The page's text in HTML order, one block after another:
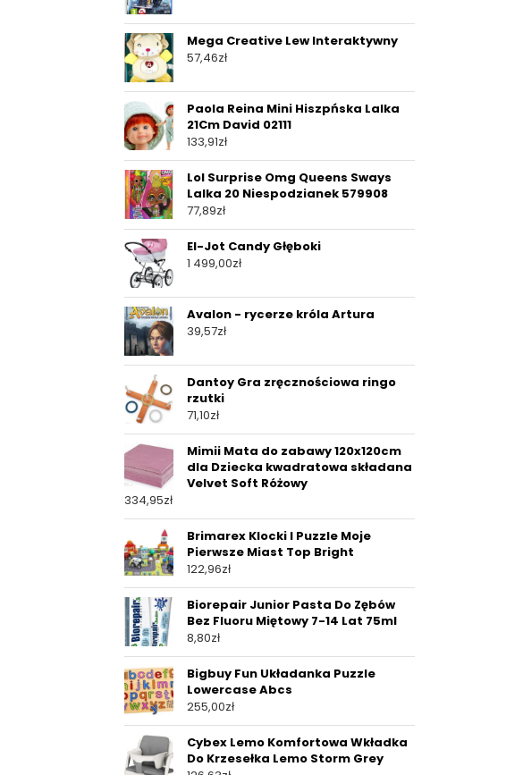
Mega Creative Lew Interaktywny
57,46zł
Paola Reina Mini Hiszpńska Lalka
21Cm David 02111
133,91zł
Lol Surprise Omg Queens Sways
Lalka 20 Niespodzianek 579908
77,89zł
El-Jot Candy Głęboki
1 499,00zł
Avalon - rycerze króla Artura
39,57zł
Dantoy Gra zręcznościowa ringo
rzutki
71,10zł
Mimii Mata do zabawy 120x120cm
dla Dziecka kwadratowa składana
Velvet Soft Różowy
334,95zł
Brimarex Klocki I Puzzle Moje
Pierwsze Miast Top Bright
122,96zł
Biorepair Junior Pasta Do Zębów
Bez Fluoru Miętowy 7-14 Lat 75ml
8,80zł
Bigbuy Fun Układanka Puzzle
Lowercase Abcs
255,00zł
Cybex Lemo Komfortowa Wkładka
Do Krzesełka Lemo Storm Grey